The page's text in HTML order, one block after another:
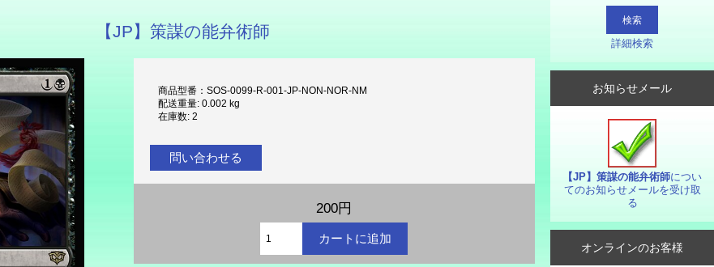
【JP】策謀の能弁術師
商品型番：SOS-0099-R-001-JP-NON-NOR-NM
配送重量: 0.002 kg
在庫数: 2
問い合わせる
200円
詳細検索
お知らせメール
【JP】策謀の能弁術師につい
てのお知らせメールを受け取
る
オンラインのお客様